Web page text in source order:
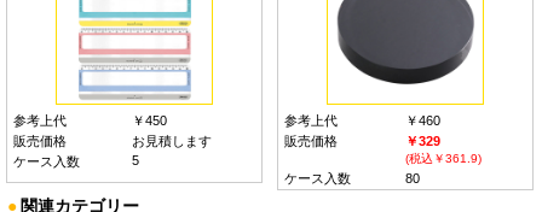
参考上代
￥450
販売価格
お見積します
ケース入数
5
参考上代
￥460
販売価格
￥329
(税込￥361.9)
ケース入数 80
● 関連カテゴリー